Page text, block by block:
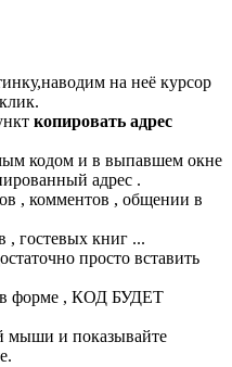
на неё курсор
копировать адрес
кодом и в выпавшем окне
адрес .
, комментов , общении в
, гостевых книг ...
просто вставить
в форме , КОД БУДЕТ
мыши и показывайте